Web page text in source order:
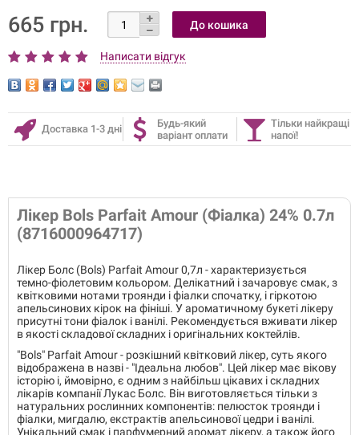
665 грн.
Написати відгук
Доставка 1-3 дні
Будь-який
варіант оплати
Тільки найкращі
напої!
Лікер Bols Parfait Amour (Фіалка) 24% 0.7л
(8716000964717)
Лікер Болс (Bols) Parfait Amour 0,7л - характеризується
темно-фіолетовим кольором. Делікатний і зачаровує смак, з
квітковими нотами троянди і фіалки спочатку, і гіркотою
апельсинових кірок на фініші. У ароматичному букеті лікеру
присутні тони фіалок і ванілі. Рекомендується вживати лікер
в якості складової складних і оригінальних коктейлів.
"Bols" Parfait Amour - розкішний квітковий лікер, суть якого
відображена в назві - "Ідеальна любов". Цей лікер має вікову
історію і, ймовірно, є одним з найбільш цікавих і складних
лікарів компанії Лукас Болс. Він виготовляється тільки з
натуральних рослинних компонентів: пелюсток троянди і
фіалки, мигдалю, екстрактів апельсинової цедри і ванілі.
Унікальний смак і парфумерний аромат лікеру, а також його